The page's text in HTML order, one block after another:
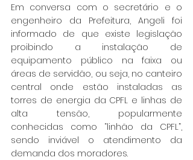
Em conversa com o secretário e o
engenheiro da Prefeitura, Angeli foi
informado de que existe legislação
proibindo a instalação de
equipamento público na faixa ou
áreas de servidão, ou seja, no canteiro
central onde estão instaladas as
torres de energia da CPFL e linhas de
alta tensão, popularmente
conhecidas como “linhão da CPFL”,
sendo inviável o atendimento da
demanda dos moradores.